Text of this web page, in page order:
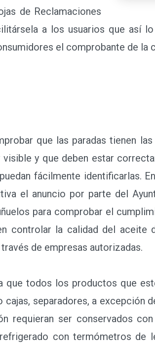
de Reclamaciones
a los usuarios que así
el comprobante de la
que las paradas tienen
visible y que deben estar
fácilmente identificarlas.
el anuncio por parte del
para comprobar el
controlar la calidad del aceite
de empresas autorizadas.
todos los productos que
separadores, a excepción
requieran ser conservados
con termómetros de